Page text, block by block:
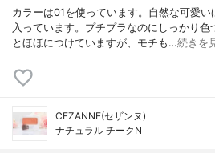
カラーは01を使っています。自然な可愛
入っています。プチプラなのにしっかり色
とほほにつけていますが、モチも…続きを
CEZANNE(セザンヌ)
ナチュラル チークN